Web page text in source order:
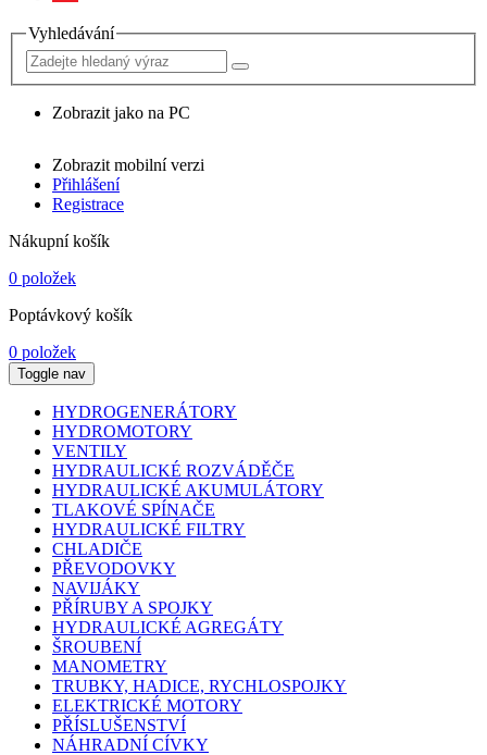
Vyhledávání
Zobrazit jako na PC
Zobrazit mobilní verzi
Přihlášení
Registrace
Nákupní košík
0 položek
Poptávkový košík
0 položek
Toggle nav
HYDROGENERÁTORY
HYDROMOTORY
VENTILY
HYDRAULICKÉ ROZVÁDĚČE
HYDRAULICKÉ AKUMULÁTORY
TLAKOVÉ SPÍNAČE
HYDRAULICKÉ FILTRY
CHLADIČE
PŘEVODOVKY
NAVIJÁKY
PŘÍRUBY A SPOJKY
HYDRAULICKÉ AGREGÁTY
ŠROUBENÍ
MANOMETRY
TRUBKY, HADICE, RYCHLOSPOJKY
ELEKTRICKÉ MOTORY
PŘÍSLUŠENSTVÍ
NÁHRADNÍ CÍVKY